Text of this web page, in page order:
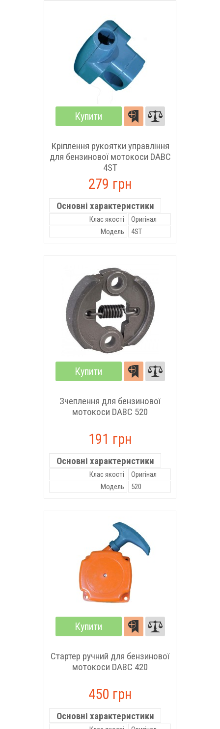
Купити
Кріплення рукоятки управління
для бензинової мотокоси DABC
4ST
279 грн
Основні характеристики
Клас якості
Оригінал
Модель
4ST
Купити
Зчеплення для бензинової
мотокоси DABC 520
191 грн
Основні характеристики
Клас якості
Оригінал
Модель
520
Купити
Стартер ручний для бензинової
мотокоси DABC 420
450 грн
Основні характеристики